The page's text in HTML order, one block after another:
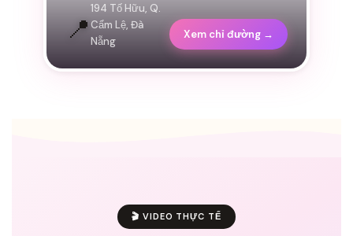
📍
194 Tố Hữu, Q.
Cẩm Lệ, Đà
Nẵng
Xem chỉ đường →
🎬 VIDEO THỰC TẾ